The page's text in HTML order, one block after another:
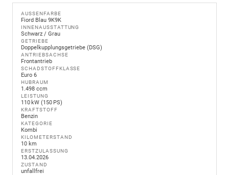
AUSSENFARBE
Fiord Blau 9K9K
INNENAUSSTATTUNG
Schwarz / Grau
GETRIEBE
Doppelkupplungsgetriebe (DSG)
ANTRIEBSACHSE
Frontantrieb
SCHADSTOFFKLASSE
Euro 6
HUBRAUM
1.498 ccm
LEISTUNG
110 kW (150 PS)
KRAFTSTOFF
Benzin
KATEGORIE
Kombi
KILOMETERSTAND
10 km
ERSTZULASSUNG
13.04.2026
ZUSTAND
unfallfrei